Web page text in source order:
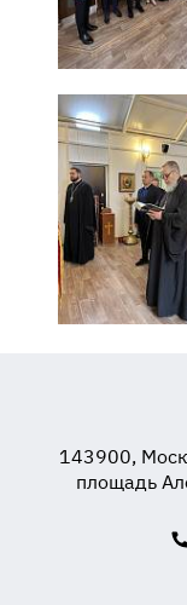
143900,
площадь